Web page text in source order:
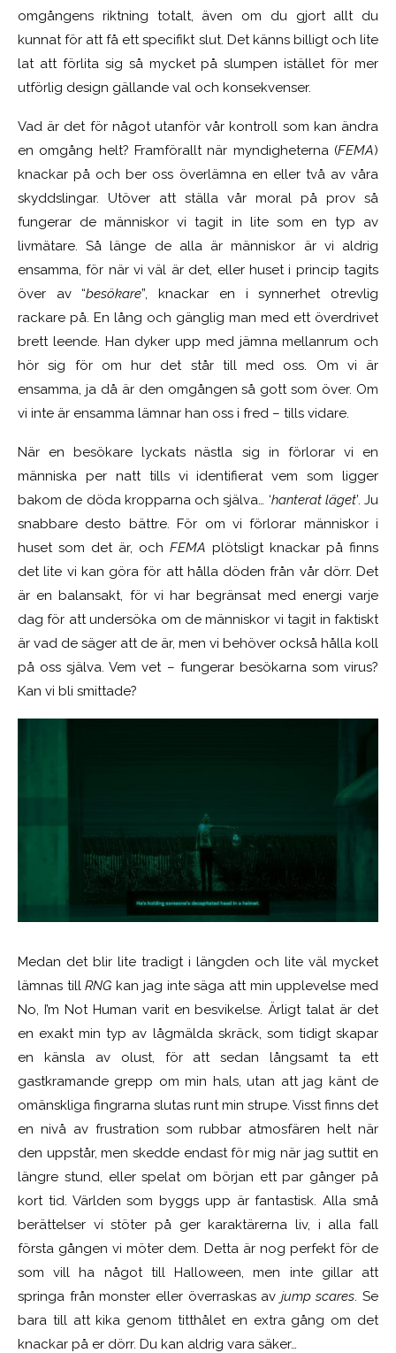
omgångens riktning totalt, även om du gjort allt du
kunnat för att få ett specifikt slut. Det känns billigt och lite
lat att förlita sig så mycket på slumpen istället för mer
utförlig design gällande val och konsekvenser.
Vad är det för något utanför vår kontroll som kan ändra
en omgång helt? Framförallt när myndigheterna (FEMA)
knackar på och ber oss överlämna en eller två av våra
skyddslingar. Utöver att ställa vår moral på prov så
fungerar de människor vi tagit in lite som en typ av
livmätare. Så länge de alla är människor är vi aldrig
ensamma, för när vi väl är det, eller huset i princip tagits
över av “besökare”, knackar en i synnerhet otrevlig
rackare på. En lång och gänglig man med ett överdrivet
brett leende. Han dyker upp med jämna mellanrum och
hör sig för om hur det står till med oss. Om vi är
ensamma, ja då är den omgången så gott som över. Om
vi inte är ensamma lämnar han oss i fred – tills vidare.
När en besökare lyckats nästla sig in förlorar vi en
människa per natt tills vi identifierat vem som ligger
bakom de döda kropparna och själva… ‘hanterat läget’. Ju
snabbare desto bättre. För om vi förlorar människor i
huset som det är, och FEMA plötsligt knackar på finns
det lite vi kan göra för att hålla döden från vår dörr. Det
är en balansakt, för vi har begränsat med energi varje
dag för att undersöka om de människor vi tagit in faktiskt
är vad de säger att de är, men vi behöver också hålla koll
på oss själva. Vem vet – fungerar besökarna som virus?
Kan vi bli smittade?
Medan det blir lite tradigt i längden och lite väl mycket
lämnas tillRNG kan jag inte säga att min upplevelse med
No, I’m Not Human varit en besvikelse. Ärligt talat är det
en exakt min typ av lågmälda skräck, som tidigt skapar
en känsla av olust, för att sedan långsamt ta ett
gastkramande grepp om min hals, utan att jag känt de
omänskliga fingrarna slutas runt min strupe. Visst finns det
en nivå av frustration som rubbar atmosfären helt när
den uppstår, men skedde endast för mig när jag suttit en
längre stund, eller spelat om början ett par gånger på
kort tid. Världen som byggs upp är fantastisk. Alla små
berättelser vi stöter på ger karaktärerna liv, i alla fall
första gången vi möter dem. Detta är nog perfekt för de
som vill ha något till Halloween, men inte gillar att
springa från monster eller överraskas av jump scares. Se
bara till att kika genom titthålet en extra gång om det
knackar på er dörr. Du kan aldrig vara säker…